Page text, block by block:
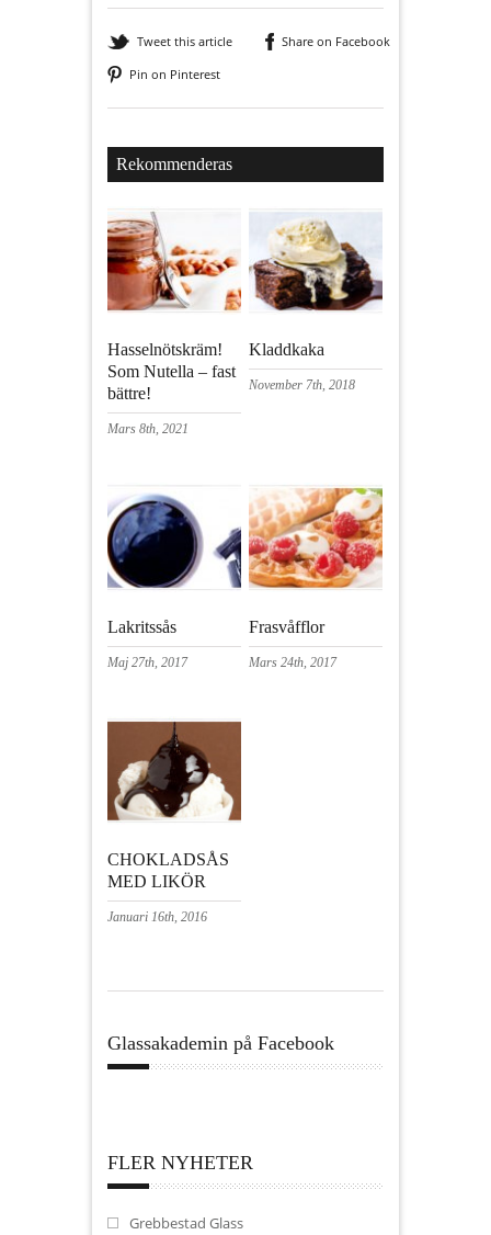
Tweet this article
Share on Facebook
Pin on Pinterest
Rekommenderas
Hasselnötskräm!
Som Nutella – fast
bättre!
Mars 8th, 2021
Kladdkaka
November 7th, 2018
Lakritssås
Maj 27th, 2017
Frasvåfflor
Mars 24th, 2017
CHOKLADSÅS
MED LIKÖR
Januari 16th, 2016
Glassakademin på Facebook
FLER NYHETER
Grebbestad Glass